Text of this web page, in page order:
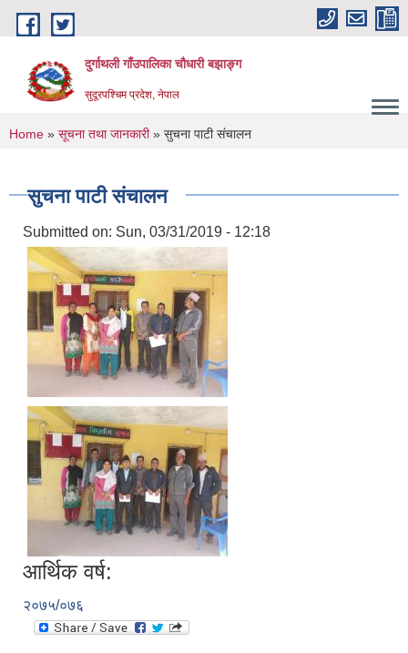
Skip to main content
दुर्गाथली गाँउपालिका चौधारी बझाङ्ग
सुदूरपश्चिम प्रदेश, नेपाल
You are here
Home » सूचना तथा जानकारी» सुचना पाटी संचालन
सुचना पाटी संचालन
Submitted on: Sun, 03/31/2019 - 12:18
आर्थिक वर्ष:
२०७५/०७६